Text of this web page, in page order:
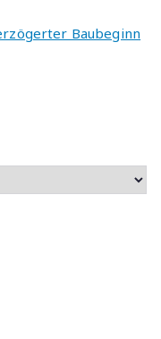
Baubeginn